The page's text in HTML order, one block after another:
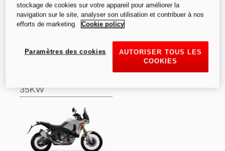
à partir de:
35KW
stockage de cookies sur votre appareil pour améliorer la
navigation sur le site, analyser son utilisation et contribuer à nos
efforts de marketing. Cookie policy
AUTORISER TOUS LES
COOKIES
Paramètres des cookies